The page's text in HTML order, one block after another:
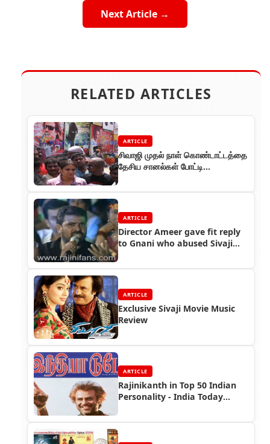
Next Article →
RELATED ARTICLES
ARTICLE
சிவாஜி முதல் நாள் கொண்டாட்டத்தை
தேசிய சானல்கள் போட்டி
ARTICLE
Director Ameer gave fit reply
to Gnani who abused Sivaji
ARTICLE
Exclusive Sivaji Movie Music
Review
ARTICLE
Rajinikanth in Top 50 Indian
Personality - India Today